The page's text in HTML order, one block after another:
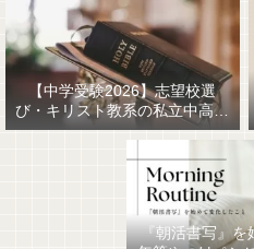
【中学受験2026】志望校選
び・キリスト教系の私立中高一
貫女子校を調べてみました
『朝活書写』を